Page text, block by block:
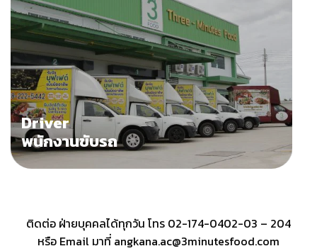
Driver
พนักงานขับรถ
ติดต่อ ฝ่ายบุคคลได้ทุกวัน โทร 02-174-0402-03 – 204
หรือ Email มาที่ angkana.ac@3minutesfood.com